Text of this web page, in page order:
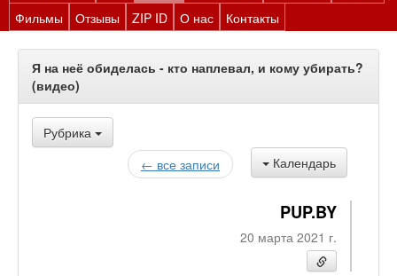
Фильмы
Отзывы ZIP ID О нас Контакты
Я на неё обиделась - кто наплевал, и кому убирать?
(видео)
Рубрика
Календарь
← все записи
PUP.BY
20 марта 2021 г.